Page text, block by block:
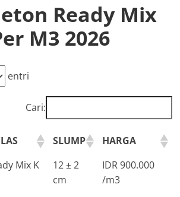
Ready Mix
M3 2026
entri
Cari:
SLUMP
HARGA
Mix K
12 ± 2
cm
IDR 900.000
/m3